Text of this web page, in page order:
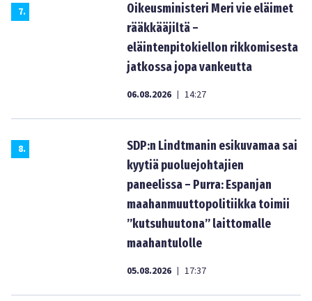
7.
Oikeusministeri Meri vie eläimet
rääkkääjiltä –
eläintenpitokiellon rikkomisesta
jatkossa jopa vankeutta
06.08.2026 | 14:27
8.
SDP:n Lindtmanin esikuvamaa sai
kyytiä puoluejohtajien
paneelissa – Purra: Espanjan
maahanmuuttopolitiikka toimii
”kutsuhuutona” laittomalle
maahantulolle
05.08.2026 | 17:37